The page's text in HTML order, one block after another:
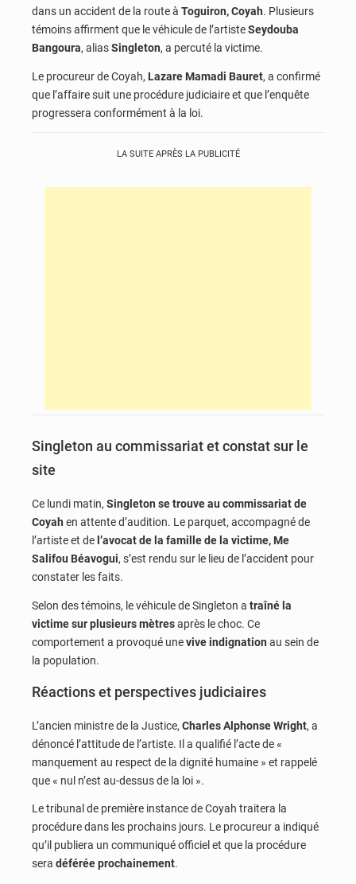
dans un accident de la route à Toguiron, Coyah. Plusieurs
témoins affirment que le véhicule de l’artisteSeydouba
Bangoura, aliasSingleton, a percuté la victime.
Le procureur de Coyah, Lazare Mamadi Bauret, a confirmé
que l’affaire suit une procédure judiciaire et que l’enquête
progressera conformément à la loi.
LA SUITE APRÈS LA PUBLICITÉ
Singleton au commissariat et constat sur le
site
Ce lundi matin, Singleton se trouve au commissariat de
Coyah en attente d’audition. Le parquet, accompagné de
l’artiste et de l’avocat de la famille de la victime, Me
Salifou Béavogui, s’est rendu sur le lieu de l’accident pour
constater les faits.
Selon des témoins, le véhicule de Singleton a traîné la
victime sur plusieurs mètresaprès le choc. Ce
comportement a provoqué unevive indignation au sein de
la population.
Réactions et perspectives judiciaires
L’ancien ministre de la Justice, Charles Alphonse Wright, a
dénoncé l’attitude de l’artiste. Il a qualifié l’acte de «
manquement au respect de la dignité humaine » et rappelé
que « nul n’est au-dessus de la loi ».
Le tribunal de première instance de Coyah traitera la
procédure dans les prochains jours. Le procureur a indiqué
qu’il publiera un communiqué officiel et que la procédure
sera déférée prochainement.